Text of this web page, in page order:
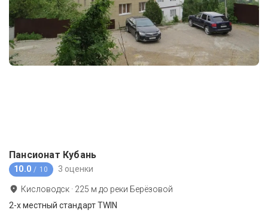
Пансионат Кубань
10.0 / 10 3 оценки
Кисловодск · 225 м до реки Берёзовой
2-x местный стандарт TWIN